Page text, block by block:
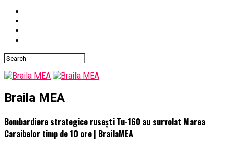
Braila MEA
Bombardiere strategice rusești Tu-160 au survolat Marea
Caraibelor timp de 10 ore | BrailaMEA